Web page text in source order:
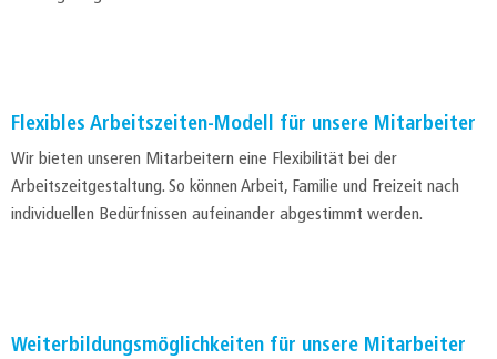
Flexibles Arbeitszeiten-Modell für unsere Mitarbeiter
Wir bieten unseren Mitarbeitern eine Flexibilität bei der
Arbeitszeitgestaltung. So können Arbeit, Familie und Freizeit nach
individuellen Bedürfnissen aufeinander abgestimmt werden.
Weiterbildungsmöglichkeiten für unsere Mitarbeiter